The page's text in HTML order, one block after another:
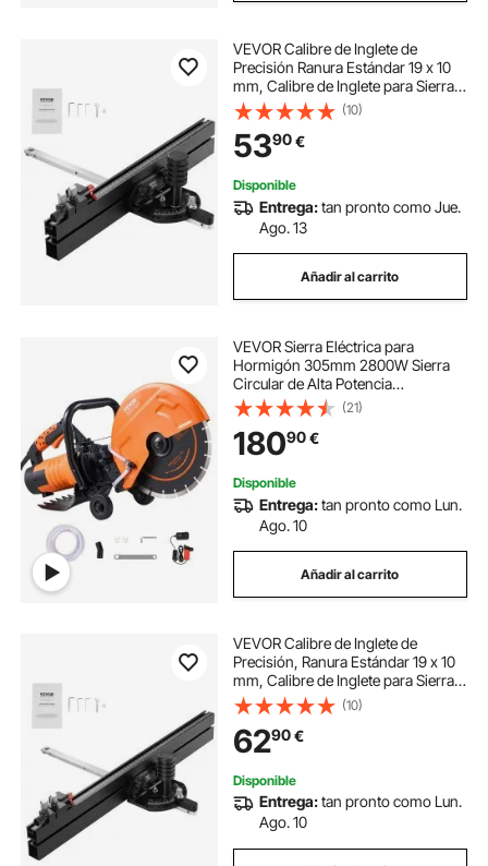
VEVOR Calibre de Inglete de
Precisión Ranura Estándar 19 x 10
mm, Calibre de Inglete para Sierra
de Mesa de Aleación de Aluminio
con Rejilla, 15 Topes de Ángulo,
Émbolo con resorte, 450 x 450 x
120 mm
(10)
5390€
Disponible
Entrega:tan pronto como Jue.
Ago. 13
Añadir al carrito
VEVOR Sierra Eléctrica para
Hormigón 305mm 2800W Sierra
Circular de Alta Potencia
Profundidad de Corte de 114mm
Sierra de Disco Húmeda/Seca con
Tubería de Agua Bomba de Agua
Hoja para Piedra Ladrillo
(21)
18090€
Disponible
Entrega:tan pronto como Lun.
Ago. 10
Añadir al carrito
VEVOR Calibre de Inglete de
Precisión, Ranura Estándar 19 x 10
mm, Calibre de Inglete para Sierra
de Mesa de Aleación de Aluminio
con Rejilla, 15 Topes de Ángulo,
Émbolo con Resorte 450 x 650 x
120 mm
(10)
6290€
Disponible
Entrega:tan pronto como Lun.
Ago. 10